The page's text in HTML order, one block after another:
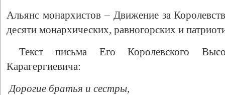
Альянс монархистов – Движение за
десяти монархических, равногорских и
Текст письма Его Королевского
Карагергиевича:
Дорогие братья и сестры,